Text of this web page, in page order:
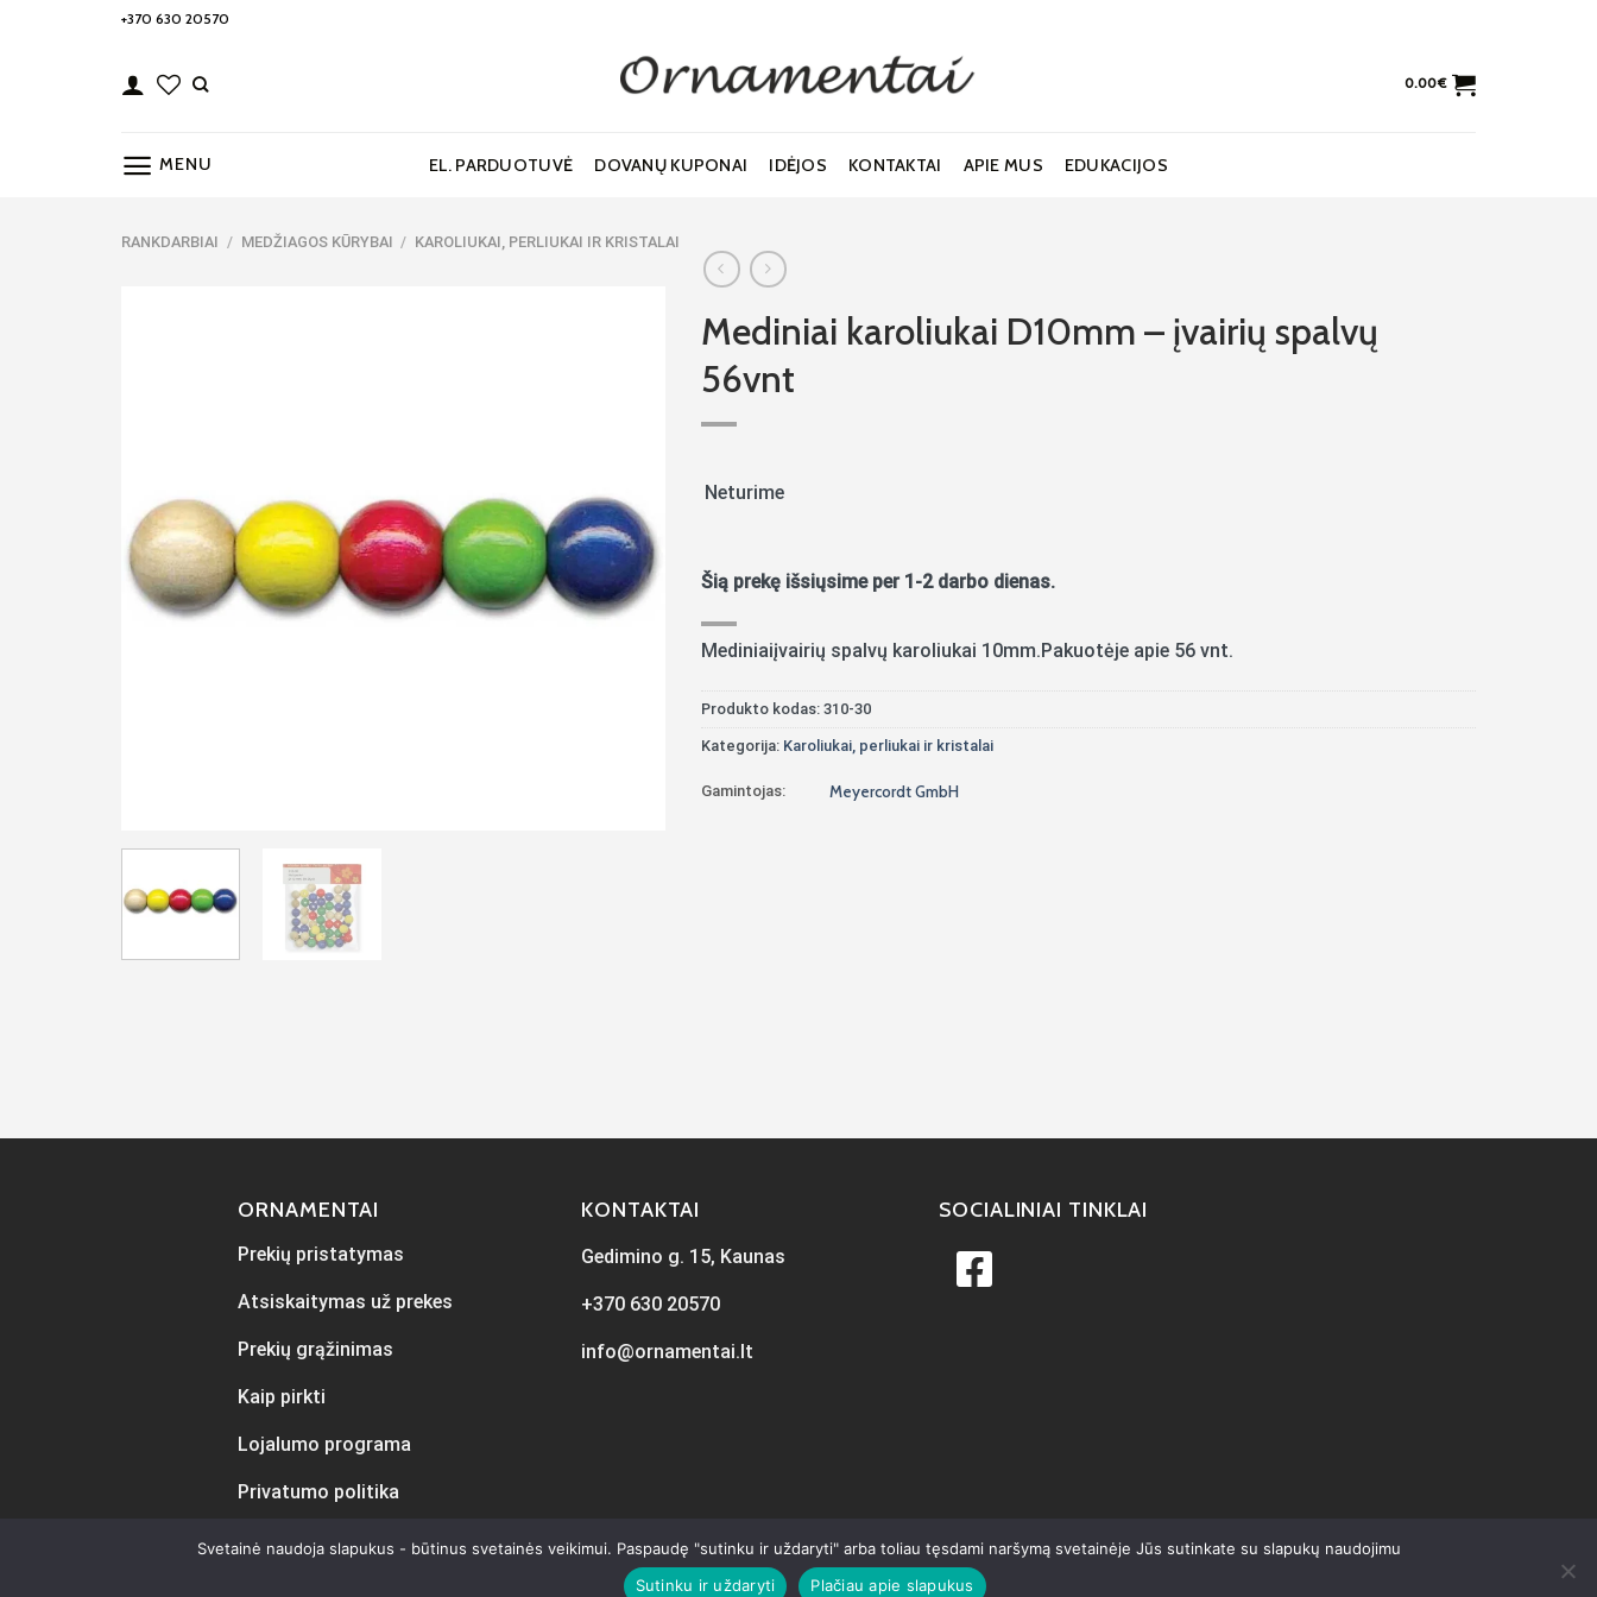
+370 630 20570
0.00€
MENU EL. PARDUOTUVĖ DOVANŲ KUPONAI IDĖJOS KONTAKTAI APIE MUS EDUKACIJOS
RANKDARBIAI / MEDŽIAGOS KŪRYBAI / KAROLIUKAI, PERLIUKAI IR KRISTALAI
Mediniai karoliukai D10mm – įvairių spalvų
56vnt
Neturime
Šią prekę išsiųsime per 1-2 darbo dienas.
Mediniaiįvairių spalvų karoliukai 10mm.Pakuotėje apie 56 vnt.
Produkto kodas: 310-30
Kategorija: Karoliukai, perliukai ir kristalai
Gamintojas: Meyercordt GmbH
ORNAMENTAI
Prekių pristatymas
Atsiskaitymas už prekes
Prekių grąžinimas
Kaip pirkti
Lojalumo programa
Privatumo politika
KONTAKTAI
Gedimino g. 15, Kaunas
+370 630 20570
info@ornamentai.lt
SOCIALINIAI TINKLAI
Visos teisės priklauso Ornamentai.lt © 2026Privatumo politika
Svetainė naudoja slapukus - būtinus svetainės veikimui. Paspaudę "sutinku ir uždaryti" arba toliau tęsdami naršymą svetainėje Jūs sutinkate su slapukų naudojimu
Sutinku ir uždaryti
Plačiau apie slapukus